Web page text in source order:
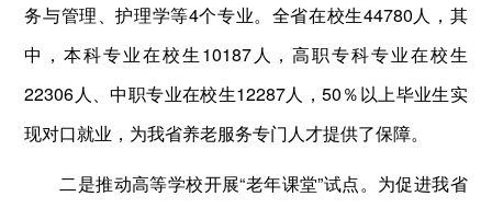
务与管理、护理学等4个专业。全省在校生44780人，其
中，本科专业在校生10187人，高职专科专业在校生
22306人、中职专业在校生12287人，50％以上毕业生实
现对口就业，为我省养老服务专门人才提供了保障。
二是推动高等学校开展“老年课堂”试点。为促进我省